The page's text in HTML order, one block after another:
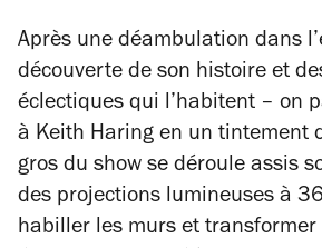
Après une déambulation dans
découverte de son histoire et
éclectiques qui l’habitent – on
à Keith Haring en un tintement
gros du show se déroule assis
des projections lumineuses à
habiller les murs et transformer